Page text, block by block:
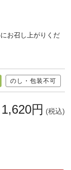
お召し上がりくだ
のし・包装不可
1,620円 (税込)